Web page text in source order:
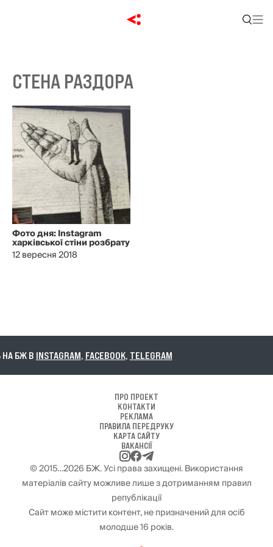
СТЕНА РАЗДОРА
Фото дня: Instagram
харківської стіни розбрату
12 вересня 2018
БЖ ВINSTAGRAM,FACEBOOK,TELEGRAM
ПРО ПРОЕКТ
КОНТАКТИ
РЕКЛАМА
ПРАВИЛА ПЕРЕДРУКУ
КАРТА САЙТУ
ВАКАНСІЇ
© 2015…2026 БЖ. Усі права захищені. Використання
матеріалів сайту можливе лише з дотриманням правил
републікації
Сайт може містити контент, не призначений для осіб
молодше 16 років.